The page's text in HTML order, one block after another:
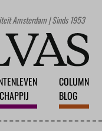
Amsterdam | Sinds 1953
COLUMN
BLOG